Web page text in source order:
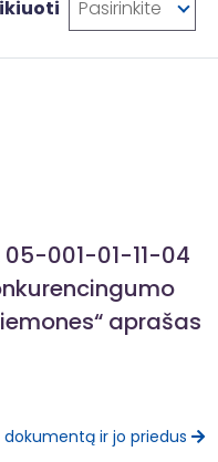
Pasirinkite
001-01-11-04
aprašas
dokumentą ir jo priedus